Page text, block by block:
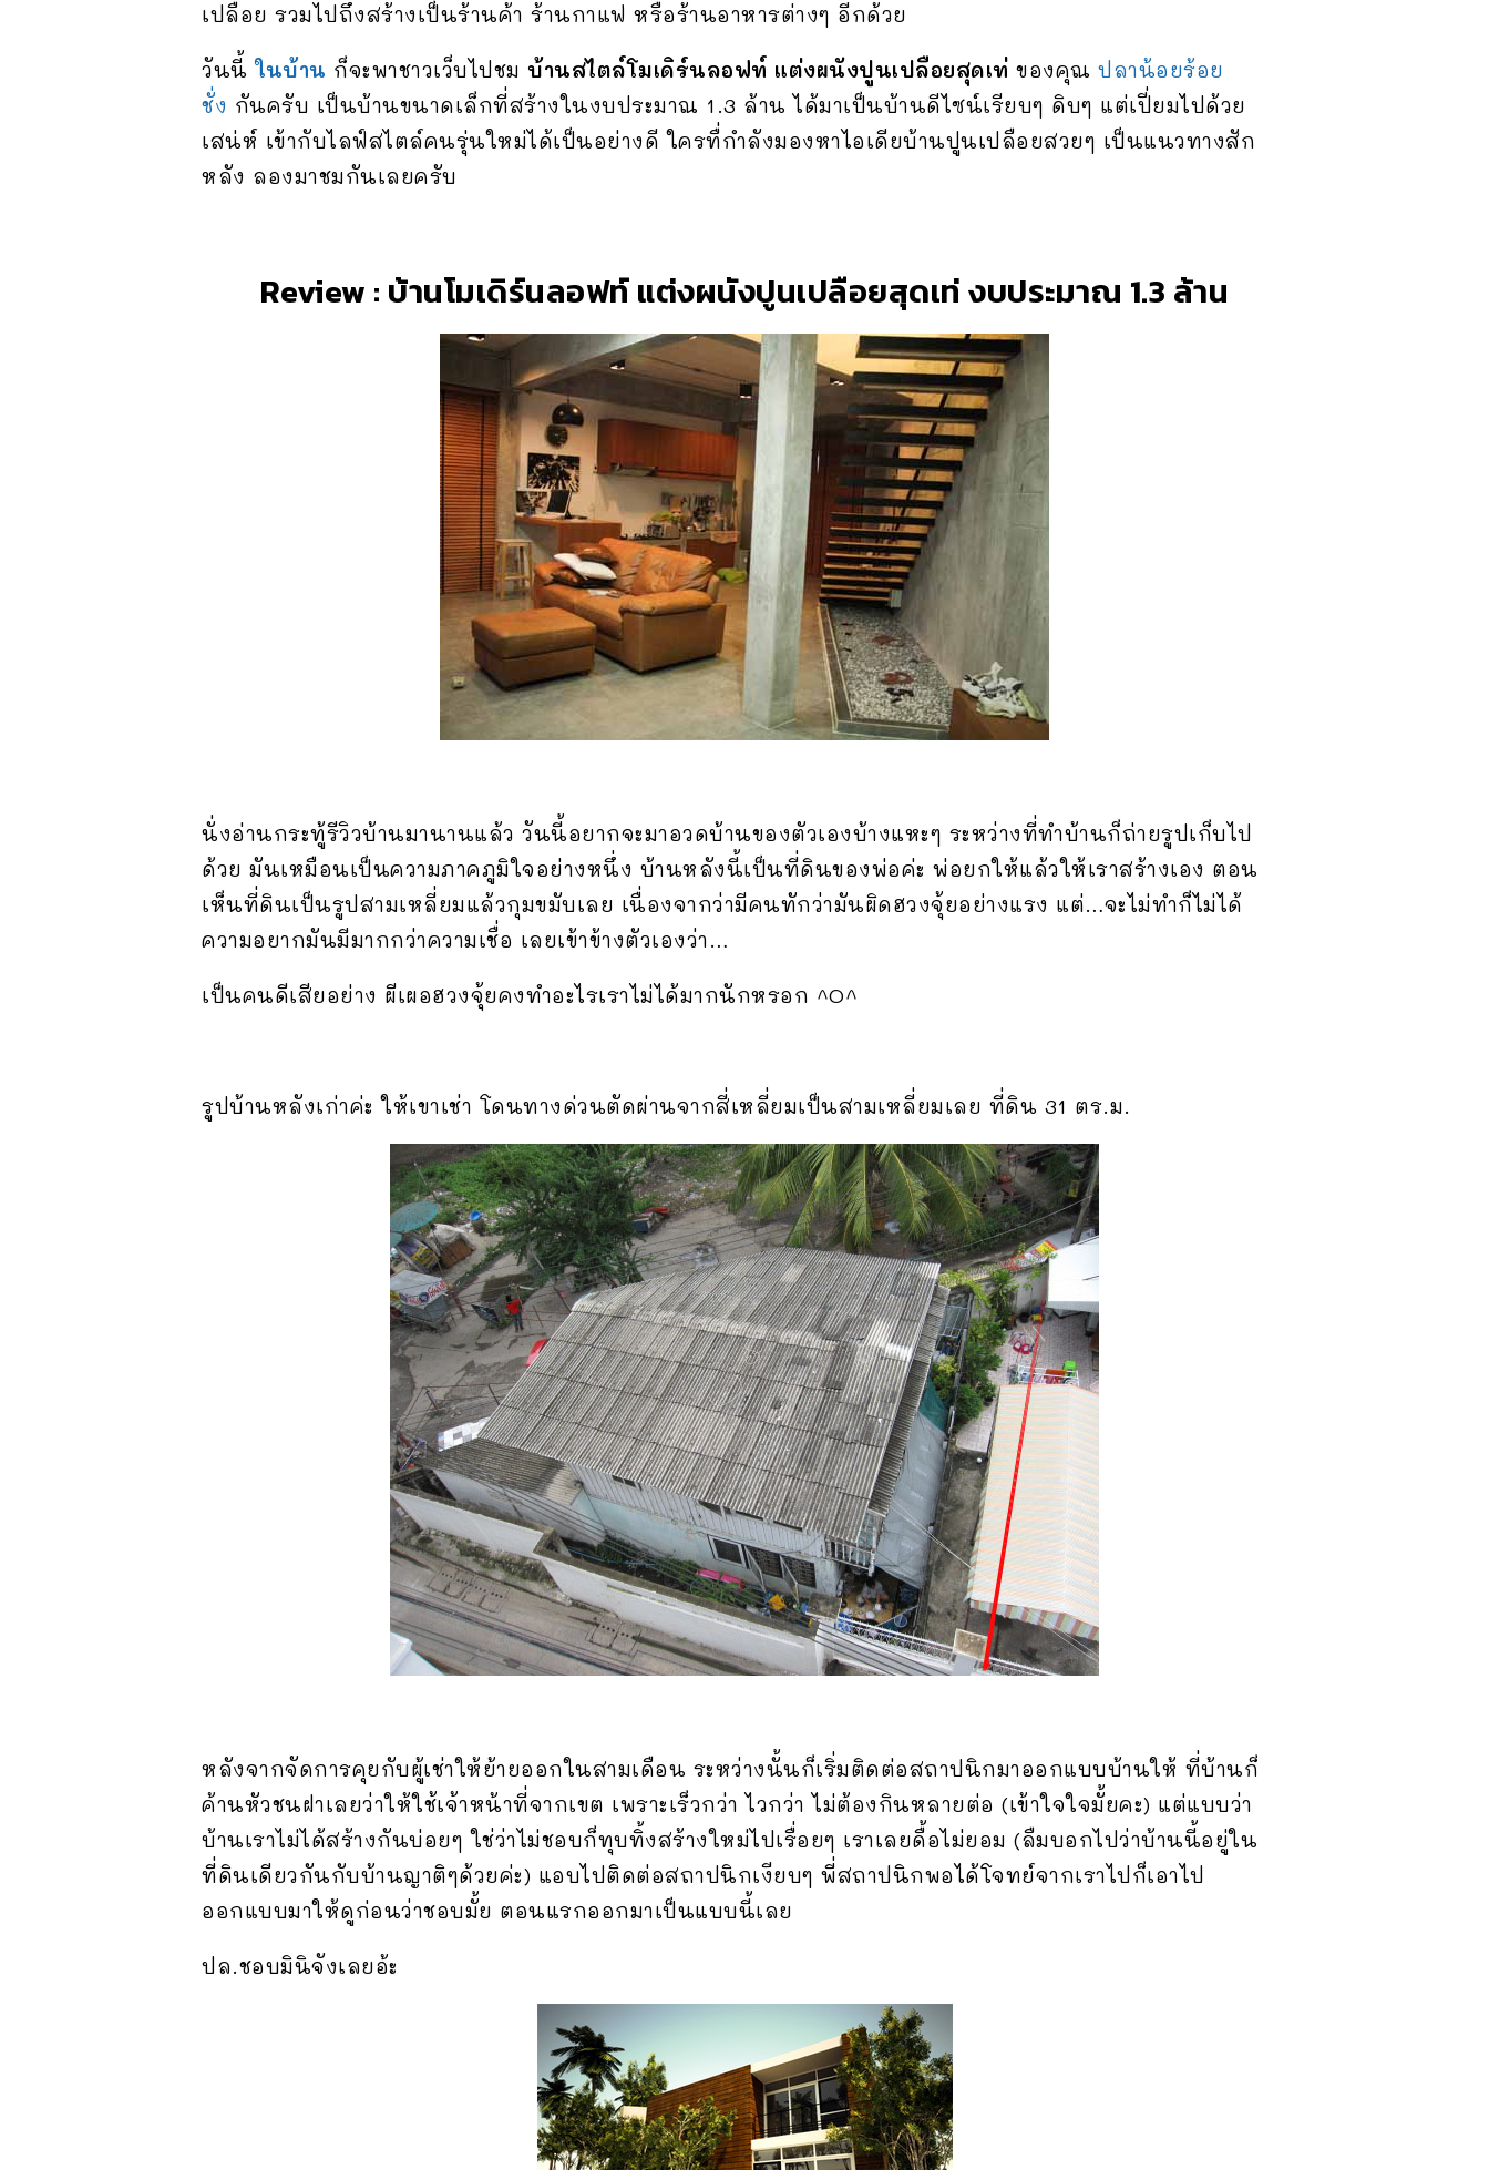
เปลือย รวมไปถึงสร้างเป็นร้านค้า ร้านกาแฟ หรือร้านอาหารต่างๆ อีกด้วย
วันนี้ในบ้าน ก็จะพาชาวเว็บไปชม บ้านสไตล์โมเดิร์นลอฟท์ แต่งผนังปูนเปลือยสุดเท่ ของคุณ ปลาน้อยร้อย
ชั่ง กันครับ เป็นบ้านขนาดเล็กที่สร้างในงบประมาณ 1.3 ล้าน ได้มาเป็นบ้านดีไซน์เรียบๆ ดิบๆ แต่เปี่ยมไปด้วย
เสน่ห์ เข้ากับไลฟ์สไตล์คนรุ่นใหม่ได้เป็นอย่างดี ใครทื่กำลังมองหาไอเดียบ้านปูนเปลือยสวยๆ เป็นแนวทางสัก
หลัง ลองมาชมกันเลยครับ
Review : บ้านโมเดิร์นลอฟท์ แต่งผนังปูนเปลือยสุดเท่ งบประมาณ 1.3 ล้าน
นั่งอ่านกระทู้รีวิวบ้านมานานแล้ว วันนี้อยากจะมาอวดบ้านของตัวเองบ้างแหะๆ ระหว่างที่ทำบ้านก็ถ่ายรูปเก็บไป
ด้วย มันเหมือนเป็นความภาคภูมิใจอย่างหนึ่ง บ้านหลังนี้เป็นที่ดินของพ่อค่ะ พ่อยกให้แล้วให้เราสร้างเอง ตอน
เห็นที่ดินเป็นรูปสามเหลี่ยมแล้วกุมขมับเลย เนื่องจากว่ามีคนทักว่ามันผิดฮวงจุ้ยอย่างแรง แต่…จะไม่ทำก็ไม่ได้
ความอยากมันมีมากกว่าความเชื่อ เลยเข้าข้างตัวเองว่า…
เป็นคนดีเสียอย่าง ผีเผอฮวงจุ้ยคงทำอะไรเราไม่ได้มากนักหรอก ^O^
รูปบ้านหลังเก่าค่ะ ให้เขาเช่า โดนทางด่วนตัดผ่านจากสี่เหลี่ยมเป็นสามเหลี่ยมเลย ที่ดิน 31 ตร.ม.
หลังจากจัดการคุยกับผู้เช่าให้ย้ายออกในสามเดือน ระหว่างนั้นก็เริ่มติดต่อสถาปนิกมาออกแบบบ้านให้ ที่บ้านก็
ค้านหัวชนฝาเลยว่าให้ใช้เจ้าหน้าที่จากเขต เพราะเร็วกว่า ไวกว่า ไม่ต้องกินหลายต่อ (เข้าใจใจมั้ยคะ) แต่แบบว่า
บ้านเราไม่ได้สร้างกันบ่อยๆ ใช่ว่าไม่ชอบก็ทุบทิ้งสร้างใหม่ไปเรื่อยๆ เราเลยดื้อไม่ยอม (ลืมบอกไปว่าบ้านนี้อยู่ใน
ที่ดินเดียวกันกับบ้านญาติๆด้วยค่ะ) แอบไปติดต่อสถาปนิกเงียบๆ พี่สถาปนิกพอได้โจทย์จากเราไปก็เอาไป
ออกแบบมาให้ดูก่อนว่าชอบมั้ย ตอนแรกออกมาเป็นแบบนี้เลย
ปล.ชอบมินิจังเลยอ้ะ